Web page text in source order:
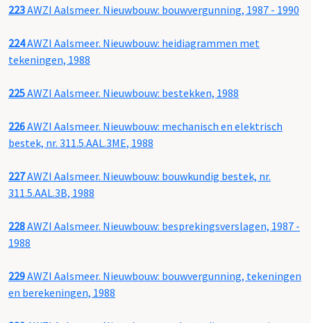
223AWZI Aalsmeer. Nieuwbouw: bouwvergunning, 1987 - 1990
224AWZI Aalsmeer. Nieuwbouw: heidiagrammen met
tekeningen, 1988
225AWZI Aalsmeer. Nieuwbouw: bestekken, 1988
226AWZI Aalsmeer. Nieuwbouw: mechanisch en elektrisch
bestek, nr. 311.5.AAL.3ME, 1988
227AWZI Aalsmeer. Nieuwbouw: bouwkundig bestek, nr.
311.5.AAL.3B, 1988
228AWZI Aalsmeer. Nieuwbouw: besprekingsverslagen, 1987 -
1988
229AWZI Aalsmeer. Nieuwbouw: bouwvergunning, tekeningen
en berekeningen, 1988